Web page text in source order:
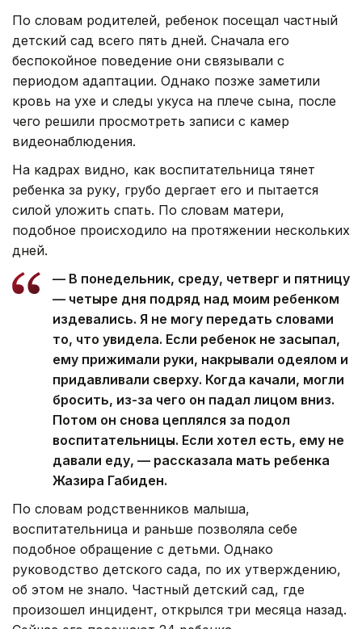
По словам родителей, ребенок посещал частный
детский сад всего пять дней. Сначала его
беспокойное поведение они связывали с
периодом адаптации. Однако позже заметили
кровь на ухе и следы укуса на плече сына, после
чего решили просмотреть записи с камер
видеонаблюдения.
На кадрах видно, как воспитательница тянет
ребенка за руку, грубо дергает его и пытается
силой уложить спать. По словам матери,
подобное происходило на протяжении нескольких
дней.
— В понедельник, среду, четверг и пятницу
— четыре дня подряд над моим ребенком
издевались. Я не могу передать словами
то, что увидела. Если ребенок не засыпал,
ему прижимали руки, накрывали одеялом и
придавливали сверху. Когда качали, могли
бросить, из-за чего он падал лицом вниз.
Потом он снова цеплялся за подол
воспитательницы. Если хотел есть, ему не
давали еду, — рассказала мать ребенка
Жазира Габиден.
По словам родственников малыша,
воспитательница и раньше позволяла себе
подобное обращение с детьми. Однако
руководство детского сада, по их утверждению,
об этом не знало. Частный детский сад, где
произошел инцидент, открылся три месяца назад.